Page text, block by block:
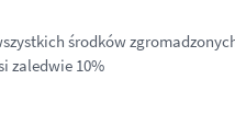
środków
zaledwie 10%